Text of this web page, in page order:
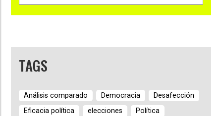
TAGS
Análisis comparado Democracia
Desafección
Eficacia política
elecciones Política